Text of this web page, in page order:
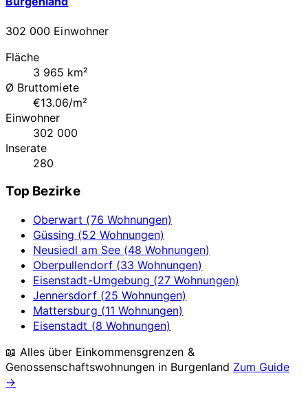
302 000 Einwohner
Fläche
3 965 km²
Ø Bruttomiete
€13.06/m²
Einwohner
302 000
Inserate
280
Top Bezirke
Oberwart (76 Wohnungen)
Güssing (52 Wohnungen)
Neusiedl am See (48 Wohnungen)
Oberpullendorf (33 Wohnungen)
Eisenstadt-Umgebung (27 Wohnungen)
Jennersdorf (25 Wohnungen)
Mattersburg (11 Wohnungen)
Eisenstadt (8 Wohnungen)
📖 Alles über Einkommensgrenzen &
Genossenschaftswohnungen in Burgenland Zum Guide
→